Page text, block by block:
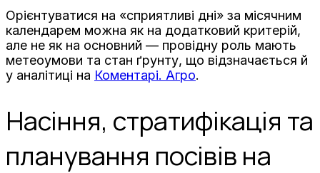
Орієнтуватися на «сприятливі дні» за місячним
календарем можна як на додатковий критерій,
але не як на основний — провідну роль мають
метеоумови та стан ґрунту, що відзначається й
у аналітиці на Коментарі. Агро.
Насіння, стратифікація та
планування посівів на